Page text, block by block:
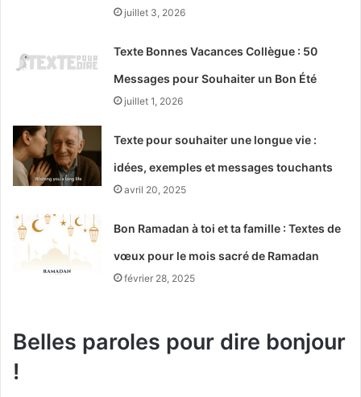
juillet 3, 2026
Texte Bonnes Vacances Collègue : 50
Messages pour Souhaiter un Bon Été
juillet 1, 2026
Texte pour souhaiter une longue vie :
idées, exemples et messages touchants
avril 20, 2025
Bon Ramadan à toi et ta famille : Textes de
vœux pour le mois sacré de Ramadan
février 28, 2025
Belles paroles pour dire bonjour
!